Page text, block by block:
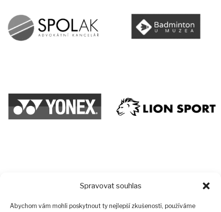
Spravovat souhlas
Abychom vám mohli poskytnout ty nejlepší zkušenosti, používáme